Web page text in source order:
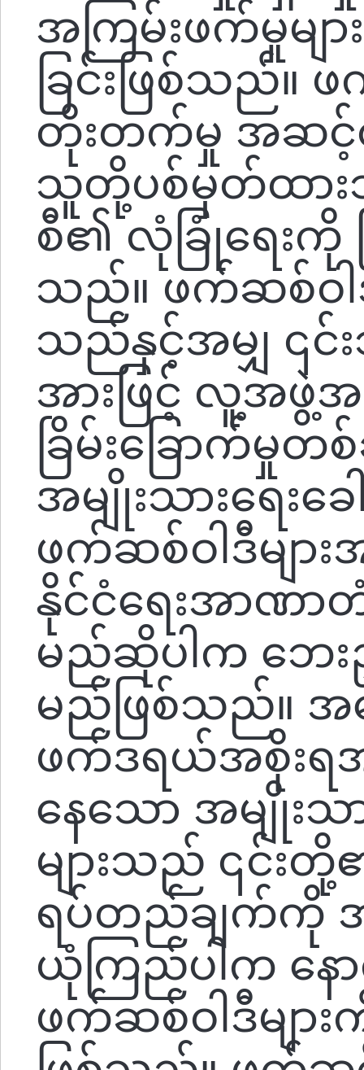
အကြမ်းဖက်မှုမျာ
ခြင်းဖြစ်သည်။
တိုးတက်မှု အဆင့်တ
သူတို့ပစ်မှတ်ထား
စီ၏ လုံခြုံရေးကို
သည်။ ဖက်ဆစ်ဝါ
သည်နှင့်အမျှ ၎
အားဖြင့် လူ့အ
ခြိမ်းခြောက်မှု
အမျိုးသားရေးခ
ဖက်ဆစ်ဝါဒီမျာ
နိုင်ငံရေးအာဏာတံ
မည်ဆိုပါက ဘေး
မည်ဖြစ်သည်။ အ
ဖက်ဒရယ်အစိုးရ
နေသော အမျိုးသ
များသည် ၎င်းတို့
ရပ်တည်ချက်ကို
ယုံကြည်ပါက နေ
ဖက်ဆစ်ဝါဒီမျာ